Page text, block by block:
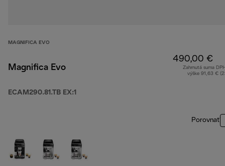
MAGNIFICA EVO
Magnifica Evo
ECAM290.81.TB EX:1
490,00 €
Zahrnutá suma
výške 91,63 €
Porovnať